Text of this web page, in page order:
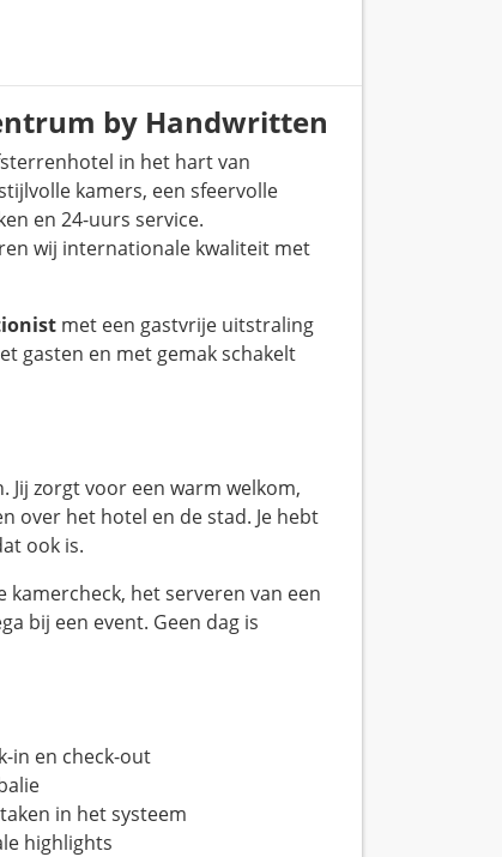
by Handwritten
in het hart van
kamers, een sfeervolle
en 24-uurs service.
wij internationale kwaliteit met
met een gastvrije uitstraling
gasten en met gemak schakelt
Jij zorgt voor een warm welkom,
over het hotel en de stad. Je hebt
ook is.
het serveren van een
bij een event. Geen dag is
in en check-out
in het systeem
highlights